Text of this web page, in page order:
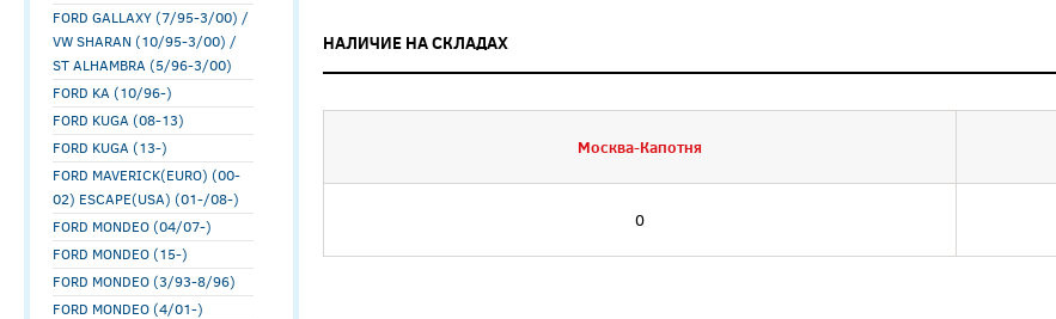
FORD GALLAXY (7/95-3/00) /
VW SHARAN (10/95-3/00) /
ST ALHAMBRA (5/96-3/00)
FORD KA (10/96-)
FORD KUGA (08-13)
FORD KUGA (13-)
FORD MAVERICK(EURO) (00-
02) ESCAPE(USA) (01-/08-)
FORD MONDEO (04/07-)
FORD MONDEO (15-)
FORD MONDEO (3/93-8/96)
FORD MONDEO (4/01-)
НАЛИЧИЕ НА СКЛАДАХ
Москва-Капотня
0